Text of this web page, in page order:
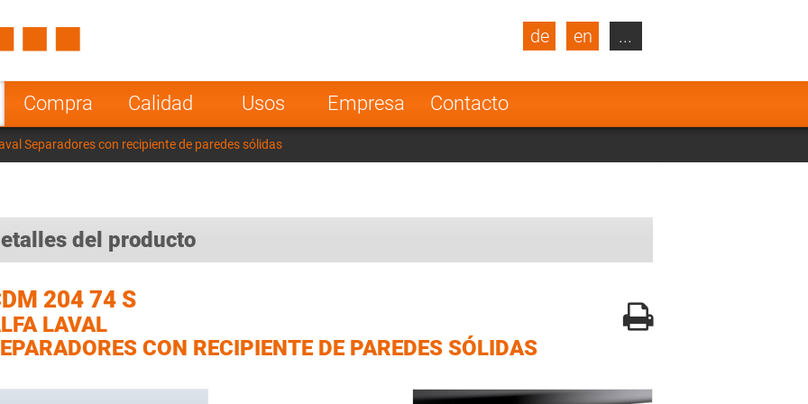
Compra Calidad Usos Empresa Contacto
de en
Turkey
Poland Norway
Netherlands
Greece
...
Separadores con recipiente de paredes sólidas
del producto
204 74 S
LAVAL
CON RECIPIENTE DE PAREDES SÓLIDAS